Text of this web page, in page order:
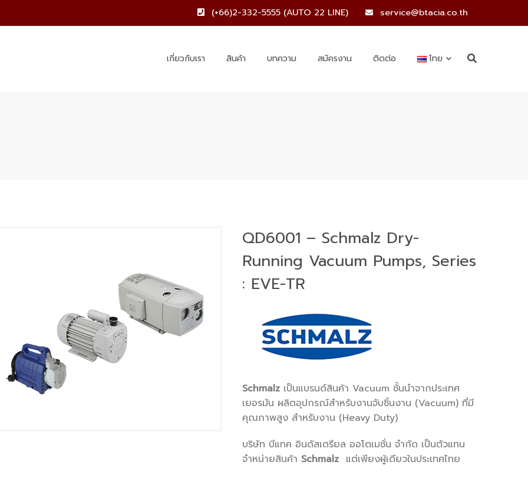
(+66)2-332-5555 (AUTO 22 LINE) service@btacia.co.th
เกี่ยวกับเรา สินค้า บทความ สมัครงาน ติดต่อ ไทย
QD6001 – Schmalz Dry-
Running Vacuum Pumps, Series
: EVE-TR
Schmalzเป็นแบรนด์สินค้า Vacuum ชั้นนำจากประเทศ
เยอรมัน ผลิตอุปกรณ์สำหรับงานจับชิ้นงาน (Vacuum) ที่มี
คุณภาพสูง สำหรับงาน (Heavy Duty)
บริษัท บีแทค อินดัสเตรียล ออโตเมชั่น จำกัด เป็นตัวแทน
จำหน่ายสินค้า Schmalzแต่เพียงผู้เดียวในประเทศไทย